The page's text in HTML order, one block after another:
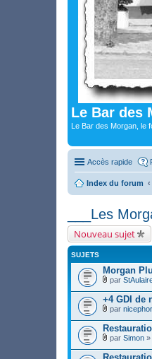
Le Bar des
Le Bar des Morgan, le
Accès rapide
Index du forum
___Les
Nouveau sujet
SUJETS
Morgan
F
i
c
h
i
e
r
s
par
+4 GDI de
F
i
c
h
i
par
F
i
par Simon »